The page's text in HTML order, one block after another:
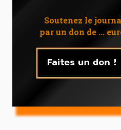
Soutenez le
par un don de ...